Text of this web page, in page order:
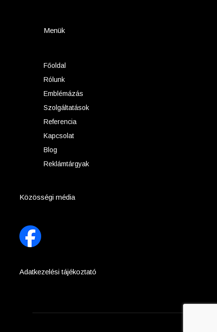
Menük
Főoldal
Rólunk
Emblémázás
Szolgáltatások
Referencia
Kapcsolat
Blog
Reklámtárgyak
Közösségi média
Adatkezelési tájékoztató